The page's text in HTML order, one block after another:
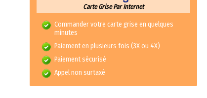
Carte Grise Par Internet
Commander votre carte grise en quelques
minutes
Paiement en plusieurs fois (3X ou 4X)
Paiement sécurisé
Appel non surtaxé